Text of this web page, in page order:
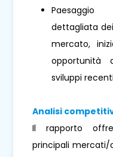
Paesaggio
dettagliata
mercato,
opportunità
sviluppi
Analisi
Il rapporto
principali mercati/